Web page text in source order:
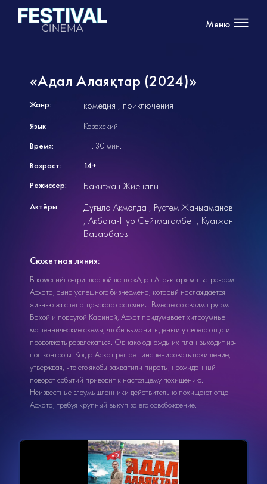
Меню
«Адал Алаяқтар (2024)»
Жанр: комедия приключения
Язык
Казахский
Время:
1ч. 30 мин.
Возраст:
14+
Режиссёр:
Бакытжан Жиеналы
Актёры: Дұғыла Ақмолда
Рустем Жаныаманов
Ақбота-Нур Сейтмагамбет
Қуатжан
Базарбаев
Сюжетная линия:
В комедийно-триллерной ленте «Адал Алаяқтар» мы встречаем
Асхата, сына успешного бизнесмена, который наслаждается
жизнью за счет отцовского состояния. Вместе со своим другом
Бахой и подругой Кариной, Асхат придумывает хитроумные
мошеннические схемы, чтобы выманить деньги у своего отца и
продолжать развлекаться. Однако однажды их план выходит из-
под контроля. Когда Асхат решает инсценировать похищение,
утверждая, что его якобы захватили пираты, неожиданный
поворот событий приводит к настоящему похищению.
Неизвестные злоумышленники действительно похищают отца
Асхата, требуя крупный выкуп за его освобождение.